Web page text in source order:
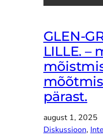
GLEN-
LILLE. –
pärast.
august 1, 2025
Diskussioon,